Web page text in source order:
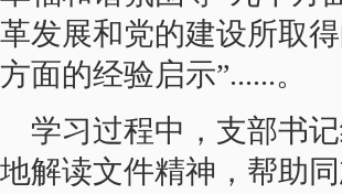
革发展和党的建设所取
方面的经验启示”......
学习过程中，支部书
地解读文件精神，帮助